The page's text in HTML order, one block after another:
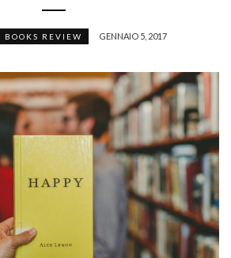
BOOKS REVIEW GENNAIO 5, 2017